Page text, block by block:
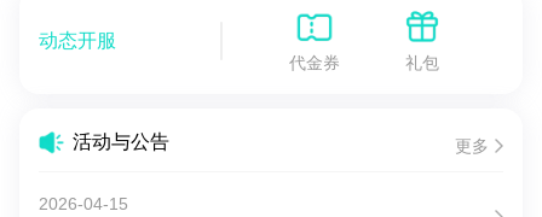
动态开服
代金券 礼包
活动与公告 更多
2026-04-15